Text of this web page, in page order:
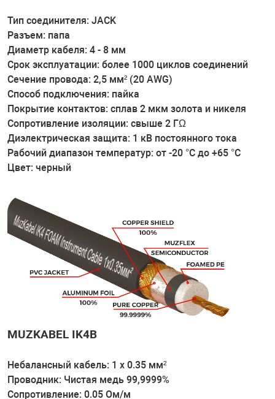
Тип соединителя: JACK
Разъем: папа
Диаметр кабеля: 4 - 8 мм
Срок эксплуатации: более 1000 циклов соединений
Сечение провода: 2,5 мм² (20 AWG)
Способ подключения: пайка
Покрытие контактов: сплав 2 мкм золота и никеля
Сопротивление изоляции: свыше 2 ГΩ
Диэлектрическая защита: 1 кВ постоянного тока
Рабочий диапазон температур: от -20 °C до +65 °C
Цвет: черный
MUZKABEL IK4B
Небалансный кабель: 1 х 0.35 мм²
Проводник: Чистая медь 99,9999%
Сопротивление: 0.05 Ом/м